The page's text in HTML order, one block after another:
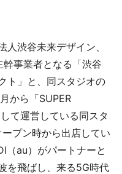
渋谷未来デザイン、
事業者となる「渋谷
ト」と、同スタジオの
から「SUPER
て運営している同スタ
プン時から出店してい
（au）がパートナーと
を飛ばし、来る5G時代